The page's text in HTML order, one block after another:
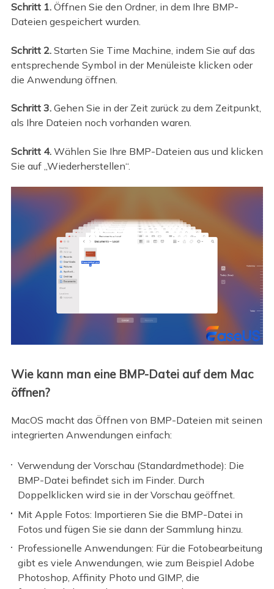
Schritt 1.Öffnen Sie den Ordner, in dem Ihre BMP-
Dateien gespeichert wurden.
Schritt 2.Starten Sie Time Machine, indem Sie auf das
entsprechende Symbol in der Menüleiste klicken oder
die Anwendung öffnen.
Schritt 3.Gehen Sie in der Zeit zurück zu dem Zeitpunkt,
als Ihre Dateien noch vorhanden waren.
Schritt 4.Wählen Sie Ihre BMP-Dateien aus und klicken
Sie auf „Wiederherstellen“.
Wie kann man eine BMP-Datei auf dem Mac
öffnen?
MacOS macht das Öffnen von BMP-Dateien mit seinen
integrierten Anwendungen einfach:
Verwendung der Vorschau (Standardmethode): Die
BMP-Datei befindet sich im Finder. Durch
Doppelklicken wird sie in der Vorschau geöffnet.
Mit Apple Fotos: Importieren Sie die BMP-Datei in
Fotos und fügen Sie sie dann der Sammlung hinzu.
Professionelle Anwendungen: Für die Fotobearbeitung
gibt es viele Anwendungen, wie zum Beispiel Adobe
Photoshop, Affinity Photo und GIMP, die